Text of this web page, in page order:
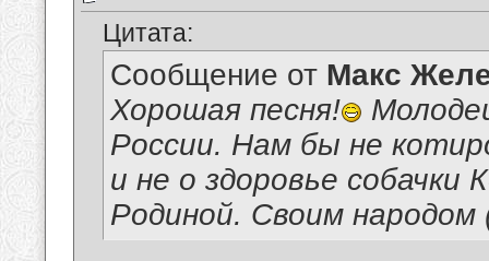
Цитата:
Сообщение от Макс
Хорошая песня!
России. Нам бы не
и не о здоровье собачки
Родиной. Своим